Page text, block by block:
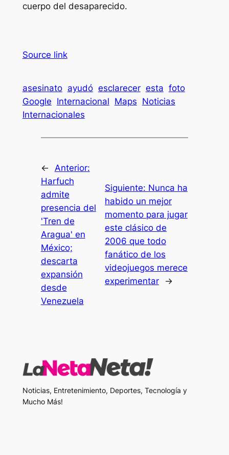
cuerpo del desaparecido.
Source link
asesinato ayudó esclarecer esta foto
Google Internacional Maps Noticias
Internacionales
←
Anterior:
Harfuch
admite
presencia del
'Tren de
Aragua' en
México;
descarta
expansión
desde
Venezuela
Siguiente: Nunca ha
habido un mejor
momento para jugar
este clásico de
2006 que todo
fanático de los
videojuegos merece
experimentar
→
Noticias, Entretenimiento, Deportes, Tecnología y
Mucho Más!